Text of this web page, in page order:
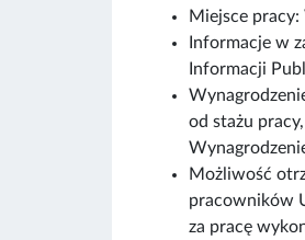
Miejsce pracy:
Informacje w
Informacji
od stażu
Możliwość
pracowników
za pracę